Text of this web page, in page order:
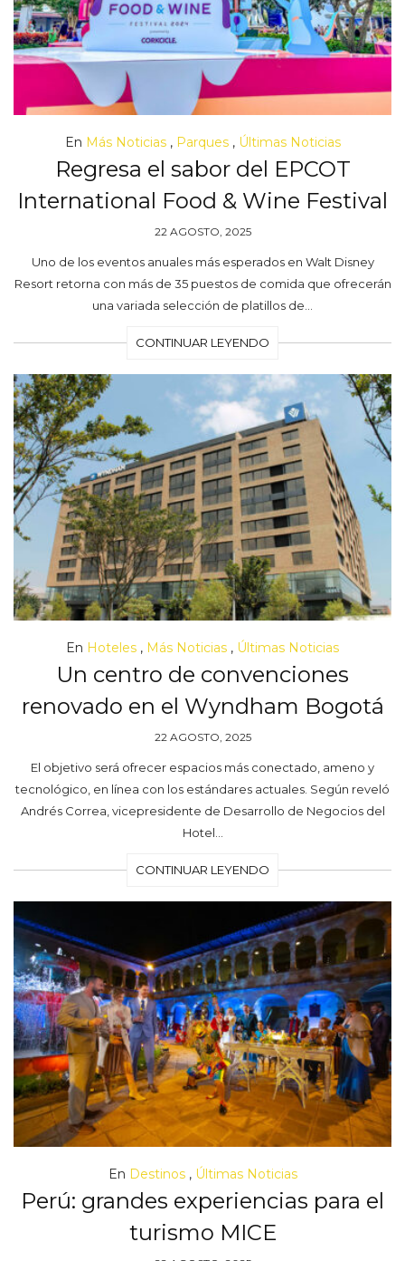
En Más Noticias, Parques, Últimas Noticias
Regresa el sabor del EPCOT
International Food & Wine Festival
22 AGOSTO, 2025
Uno de los eventos anuales más esperados en Walt Disney
Resort retorna con más de 35 puestos de comida que ofrecerán
una variada selección de platillos de…
CONTINUAR LEYENDO
En Hoteles , Más Noticias , Últimas Noticias
Un centro de convenciones
renovado en el Wyndham Bogotá
22 AGOSTO, 2025
El objetivo será ofrecer espacios más conectado, ameno y
tecnológico, en línea con los estándares actuales. Según reveló
Andrés Correa, vicepresidente de Desarrollo de Negocios del
Hotel…
CONTINUAR LEYENDO
En Destinos, Últimas Noticias
Perú: grandes experiencias para el
turismo MICE